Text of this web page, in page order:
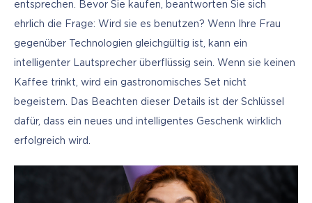
entsprechen. Bevor Sie kaufen, beantworten Sie sich
ehrlich die Frage: Wird sie es benutzen? Wenn Ihre Frau
gegenüber Technologien gleichgültig ist, kann ein
intelligenter Lautsprecher überflüssig sein. Wenn sie keinen
Kaffee trinkt, wird ein gastronomisches Set nicht
begeistern. Das Beachten dieser Details ist der Schlüssel
dafür, dass ein neues und intelligentes Geschenk wirklich
erfolgreich wird.